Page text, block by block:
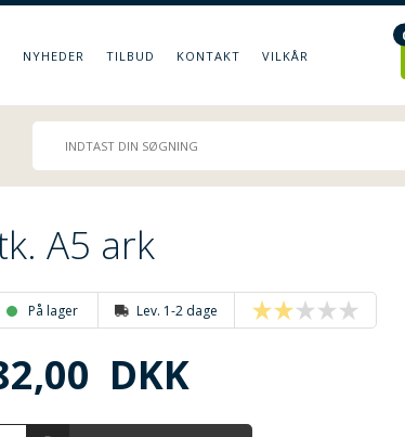
NYHEDER TILBUD KONTAKT VILKÅR
A5 ark
På lager Lev. 1-2 dage
DKK